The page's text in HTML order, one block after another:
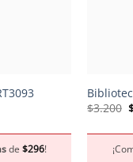
de $296!
$3.200